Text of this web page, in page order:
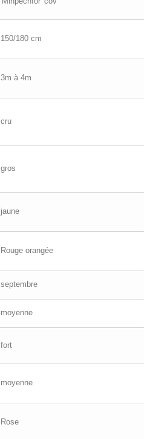
150/180 cm
3m à 4m
cru
gros
jaune
Rouge orangée
septembre
moyenne
fort
moyenne
Rose